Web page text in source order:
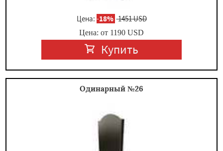
Цена: -18% 1451 USD
Цена: от 1190 USD
Купить
Одинарный №26